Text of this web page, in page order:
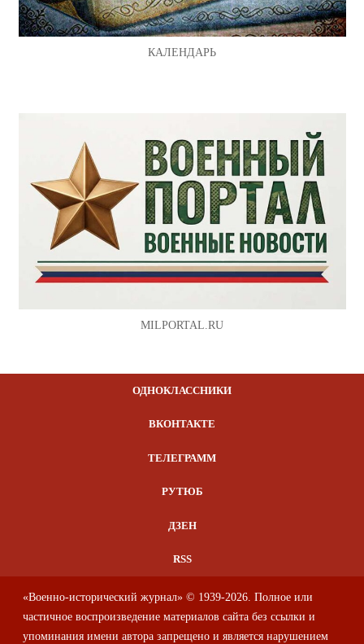
КАЛЕНДАРЬ
MILPORTAL.RU
ОДНОКЛАССНИКИ
ВКОНТАКТЕ
ТЕЛЕГРАММ
РУТЮБ
ДЗЕН
RSS
«Военно-исторический журнал» © 1939-2026. Полное или
частичное воспроизведение материалов сайта без ссылки и
упоминания имени автора запрещено и является нарушением